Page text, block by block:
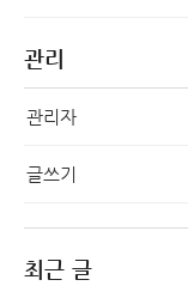
관리
관리자
글쓰기
최근 글